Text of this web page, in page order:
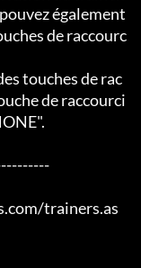
également
de raccourc
touches de rac
de raccourci
trainers.as